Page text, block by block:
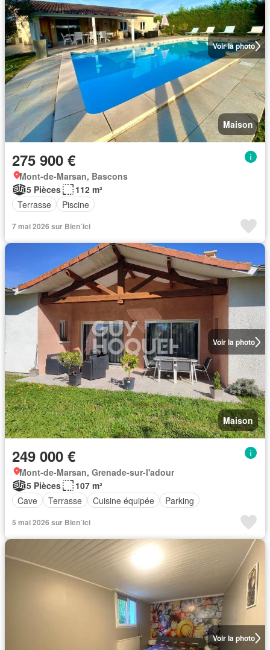
Voir la photo
Maison
275 900 €
Mont-de-Marsan, Bascons
5 Pièces
112 m²
Terrasse
Piscine
7 mai 2026 sur Bien´ici
Voir la photo
Maison
249 000 €
Mont-de-Marsan, Grenade-sur-l'adour
5 Pièces
107 m²
Cave
Terrasse Cuisine équipée Parking
5 mai 2026 sur Bien´ici
Voir la photo